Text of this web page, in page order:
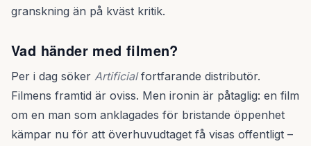
granskning än på kväst kritik.
Vad händer med filmen?
Per i dag söker Artificialfortfarande distributör.
Filmens framtid är oviss. Men ironin är påtaglig: en film
om en man som anklagades för bristande öppenhet
kämpar nu för att överhuvudtaget få visas offentligt –